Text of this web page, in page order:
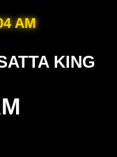
AM
KING